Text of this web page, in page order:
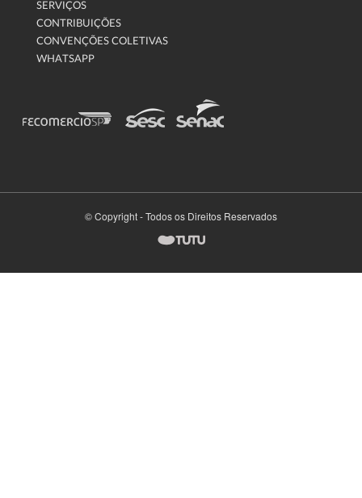
SERVIÇOS
CONTRIBUIÇÕES
CONVENÇÕES COLETIVAS
WHATSAPP
© Copyright - Todos os Direitos Reservados